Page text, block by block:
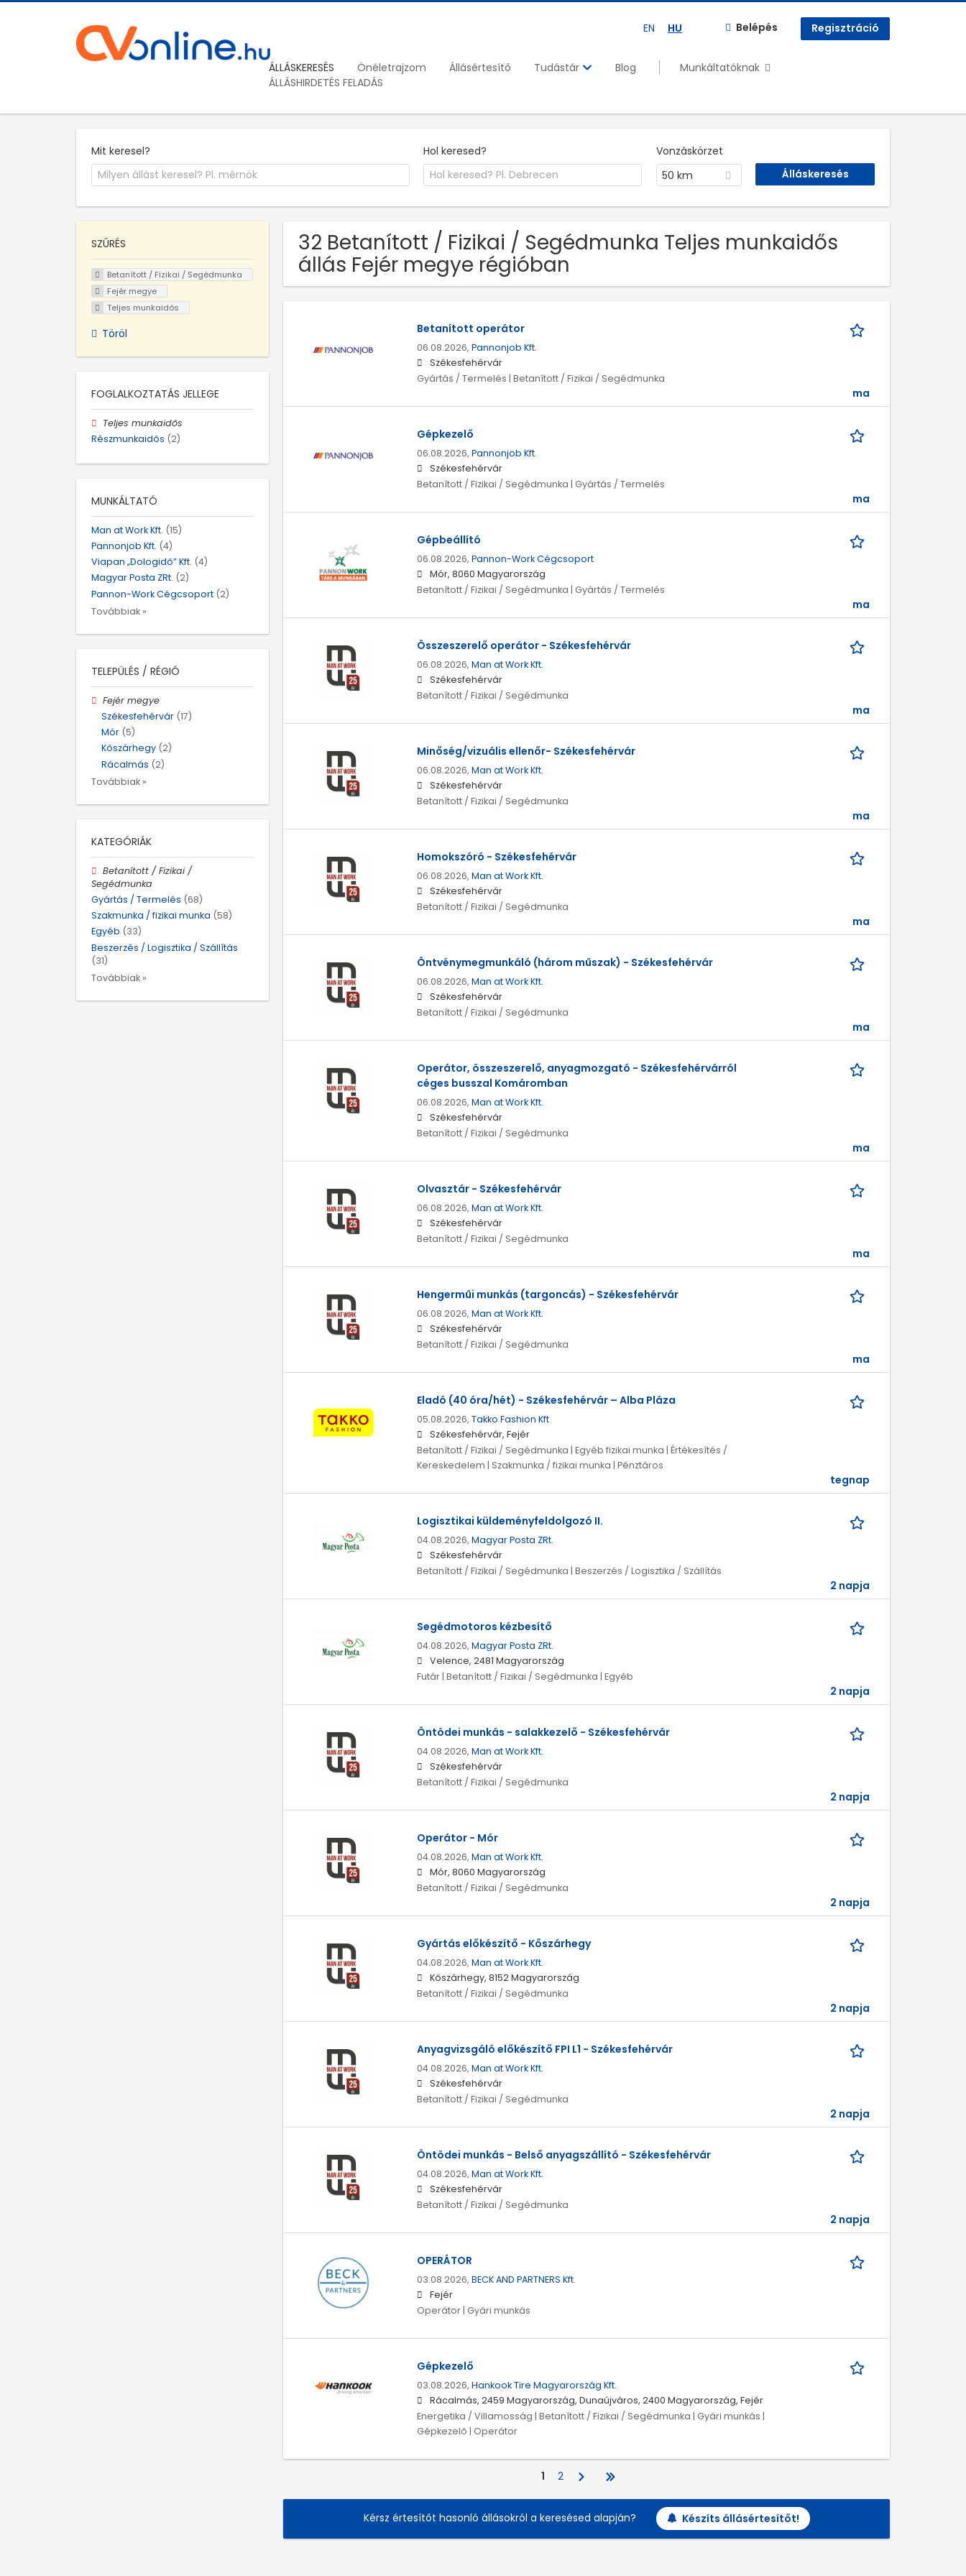
EN HU Belépés Regisztráció
ÁLLÁSKERESÉS Önéletrajzom Állásértesítő Tudástár Blog
Munkáltatóknak
ÁLLÁSHIRDETÉS FELADÁS
Mit keresel? Hol keresed?
Vonzáskörzet
50 km
32 Betanított / Fizikai / Segédmunka Teljes munkaidős
állás Fejér megye régióban
Betanított operátor
06.08.2026, Pannonjob Kft.
Székesfehérvár
Gyártás / Termelés | Betanított / Fizikai / Segédmunka
ma
Gépkezelő
06.08.2026, Pannonjob Kft.
Székesfehérvár
Betanított / Fizikai / Segédmunka | Gyártás / Termelés
ma
Gépbeállító
06.08.2026, Pannon-Work Cégcsoport
Mór, 8060 Magyarország
Betanított / Fizikai / Segédmunka | Gyártás / Termelés
ma
Összeszerelő operátor - Székesfehérvár
06.08.2026, Man at Work Kft.
Székesfehérvár
Betanított / Fizikai / Segédmunka
ma
Minőség/vizuális ellenőr- Székesfehérvár
06.08.2026, Man at Work Kft.
Székesfehérvár
Betanított / Fizikai / Segédmunka
ma
Homokszóró - Székesfehérvár
06.08.2026, Man at Work Kft.
Székesfehérvár
Betanított / Fizikai / Segédmunka
ma
Öntvénymegmunkáló (három műszak) - Székesfehérvár
06.08.2026, Man at Work Kft.
Székesfehérvár
Betanított / Fizikai / Segédmunka
ma
Operátor, összeszerelő, anyagmozgató - Székesfehérvárról
céges busszal Komáromban
06.08.2026, Man at Work Kft.
Székesfehérvár
Betanított / Fizikai / Segédmunka
ma
Olvasztár - Székesfehérvár
06.08.2026, Man at Work Kft.
Székesfehérvár
Betanított / Fizikai / Segédmunka
ma
Hengerműi munkás (targoncás) - Székesfehérvár
06.08.2026, Man at Work Kft.
Székesfehérvár
Betanított / Fizikai / Segédmunka
ma
Eladó (40 óra/hét) - Székesfehérvár – Alba Pláza
05.08.2026, Takko Fashion Kft
Székesfehérvár, Fejér
Betanított / Fizikai / Segédmunka | Egyéb fizikai munka | Értékesítés /
Kereskedelem | Szakmunka / fizikai munka | Pénztáros
tegnap
Logisztikai küldeményfeldolgozó II.
04.08.2026, Magyar Posta ZRt.
Székesfehérvár
Betanított / Fizikai / Segédmunka | Beszerzés / Logisztika / Szállítás
2 napja
Segédmotoros kézbesítő
04.08.2026, Magyar Posta ZRt.
Velence, 2481 Magyarország
Futár | Betanított / Fizikai / Segédmunka | Egyéb
2 napja
Öntödei munkás - salakkezelő - Székesfehérvár
04.08.2026, Man at Work Kft.
Székesfehérvár
Betanított / Fizikai / Segédmunka
2 napja
Operátor - Mór
04.08.2026, Man at Work Kft.
Mór, 8060 Magyarország
Betanított / Fizikai / Segédmunka
2 napja
Gyártás előkészítő - Kőszárhegy
04.08.2026, Man at Work Kft.
Kőszárhegy, 8152 Magyarország
Betanított / Fizikai / Segédmunka
2 napja
Anyagvizsgáló előkészítő FPI L1 - Székesfehérvár
04.08.2026, Man at Work Kft.
Székesfehérvár
Betanított / Fizikai / Segédmunka
2 napja
Öntödei munkás - Belső anyagszállító - Székesfehérvár
04.08.2026, Man at Work Kft.
Székesfehérvár
Betanított / Fizikai / Segédmunka
2 napja
OPERÁTOR
03.08.2026, BECK AND PARTNERS Kft.
Fejér
Operátor | Gyári munkás
Gépkezelő
03.08.2026, Hankook Tire Magyarország Kft.
Rácalmás, 2459 Magyarország, Dunaújváros, 2400 Magyarország, Fejér
Energetika / Villamosság | Betanított / Fizikai / Segédmunka | Gyári munkás |
Gépkezelő | Operátor
1 2
Kérsz értesítőt hasonló állásokról a keresésed alapján? Készíts állásértesítőt!
SZŰRÉS
Betanított / Fizikai / Segédmunka
Fejér megye
Teljes munkaidős
Töröl
FOGLALKOZTATÁS JELLEGE
Teljes munkaidős
Részmunkaidős (2)
MUNKÁLTATÓ
Man at Work Kft. (15)
Pannonjob Kft. (4)
Viapan „Dologidő” Kft. (4)
Magyar Posta ZRt. (2)
Pannon-Work Cégcsoport (2)
Továbbiak »
TELEPÜLÉS / RÉGIÓ
Fejér megye
Székesfehérvár (17)
Mór (5)
Kőszárhegy (2)
Rácalmás (2)
Továbbiak »
KATEGÓRIÁK
Betanított / Fizikai /
Segédmunka
Gyártás / Termelés (68)
Szakmunka / fizikai munka (58)
Egyéb (33)
Beszerzés / Logisztika / Szállítás
(31)
Továbbiak »